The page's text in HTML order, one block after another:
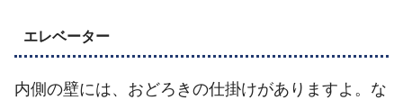
エレベーター
内側の壁には、おどろきの仕掛けがありますよ。な